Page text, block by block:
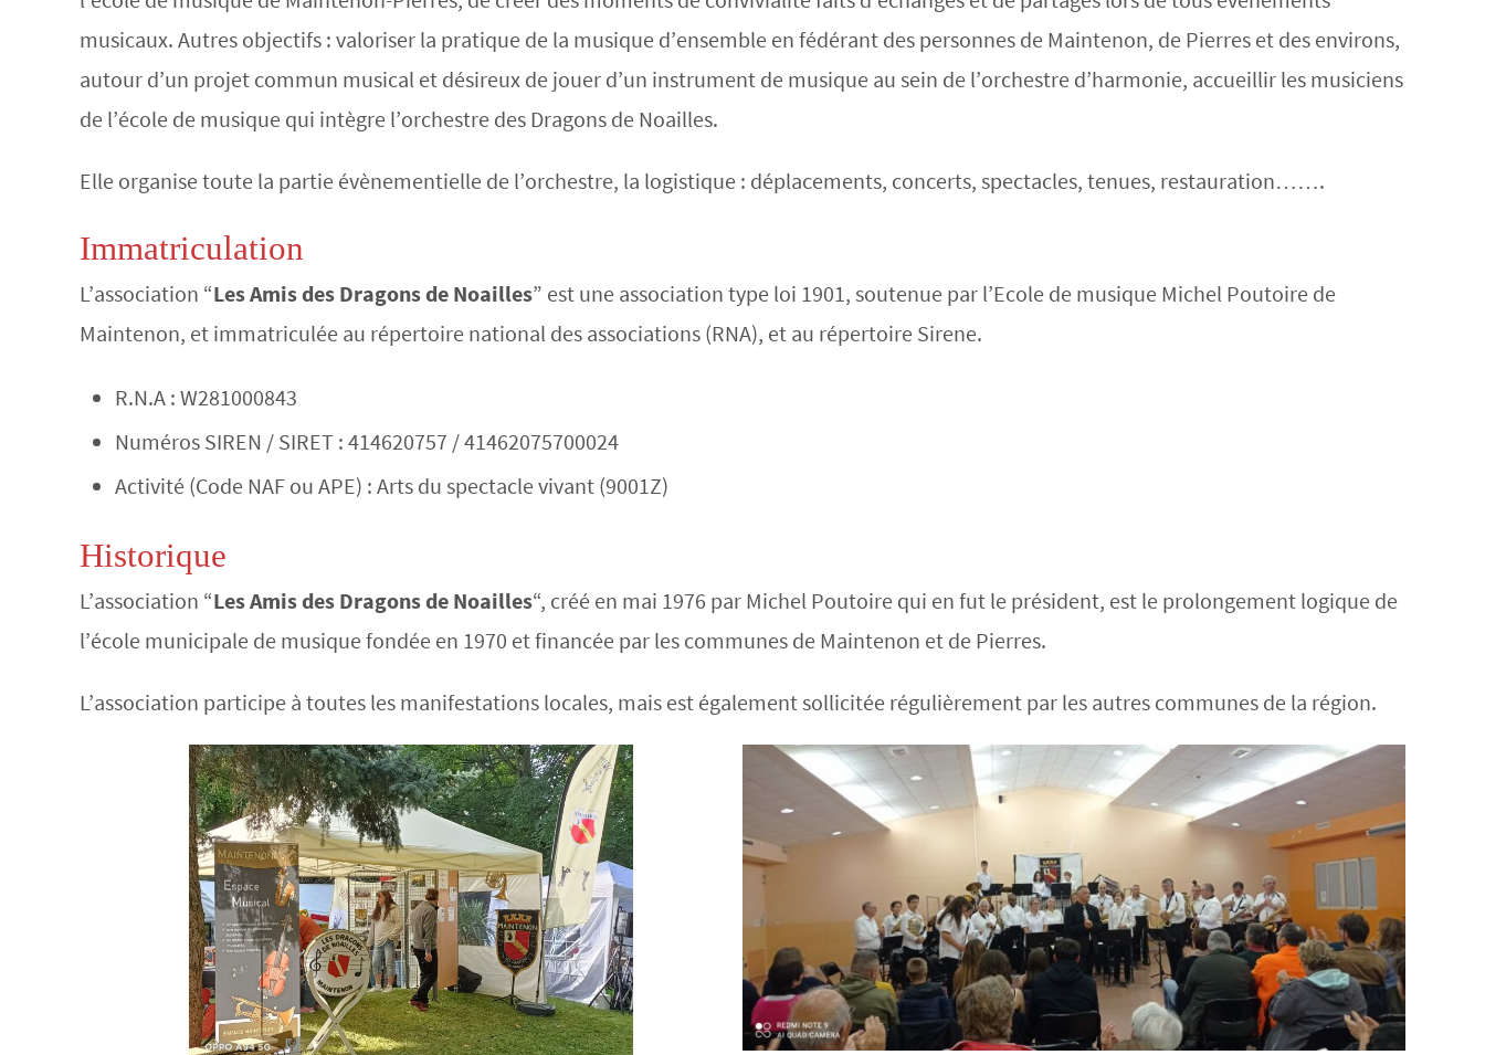
musicaux. Autres objectifs : valoriser la pratique de la musique d’ensemble en fédérant des personnes de Maintenon, de Pierres et des environs,
autour d’un projet commun musical et désireux de jouer d’un instrument de musique au sein de l’orchestre d’harmonie, accueillir les musiciens
de l’école de musique qui intègre l’orchestre des Dragons de Noailles.
Elle organise toute la partie évènementielle de l’orchestre, la logistique : déplacements, concerts, spectacles, tenues, restauration…….
Immatriculation
L’association “Les Amis des Dragons de Noailles” est une association type loi 1901, soutenue par l’Ecole de musique Michel Poutoire de
Maintenon, et immatriculée au répertoire national des associations (RNA), et au répertoire Sirene.
R.N.A : W281000843
Numéros SIREN / SIRET : 414620757 / 41462075700024
Activité (Code NAF ou APE) : Arts du spectacle vivant (9001Z)
Historique
L’association “Les Amis des Dragons de Noailles“, créé en mai 1976 par Michel Poutoire qui en fut le président, est le prolongement logique de
l’école municipale de musique fondée en 1970 et financée par les communes de Maintenon et de Pierres.
L’association participe à toutes les manifestations locales, mais est également sollicitée régulièrement par les autres communes de la région.